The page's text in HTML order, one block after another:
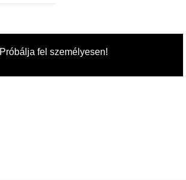
Próbálja fel személyesen!